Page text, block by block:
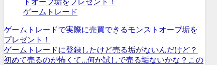
ゲームトレード
ゲームトレードで実際に売買できるモンストオーブ垢を
プレゼント！
ゲームトレードに登録したけど売る垢がないんだけど？
初めて売るのが怖くて...何か試しで売る垢ないかな？この